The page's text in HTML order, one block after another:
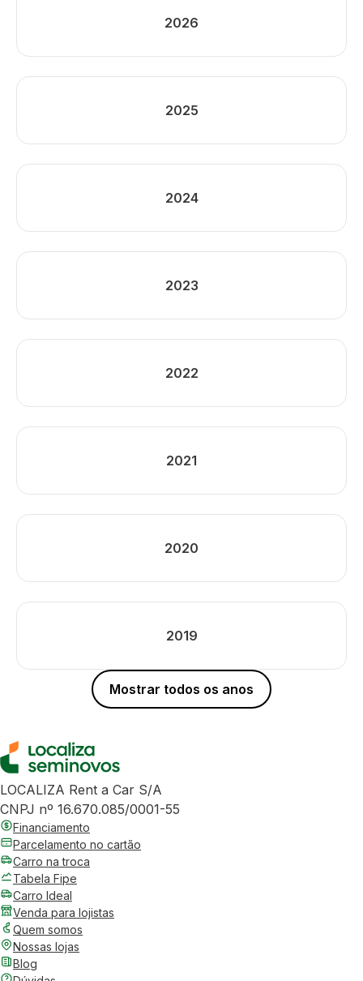
2026
2025
2024
2023
2022
2021
2020
2019
Mostrar todos os anos
LOCALIZA Rent a Car S/A
CNPJ nº 16.670.085/0001-55
Financiamento
Parcelamento no cartão
Carro na troca
Tabela Fipe
Carro Ideal
Venda para lojistas
Quem somos
Nossas lojas
Blog